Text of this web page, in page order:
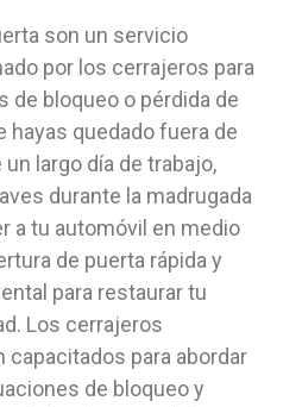
son un servicio
por los cerrajeros para
de bloqueo o pérdida de
hayas quedado fuera de
largo día de trabajo,
durante la madrugada
a tu automóvil en medio
de puerta rápida y
para restaurar tu
Los cerrajeros
para abordar
de bloqueo y